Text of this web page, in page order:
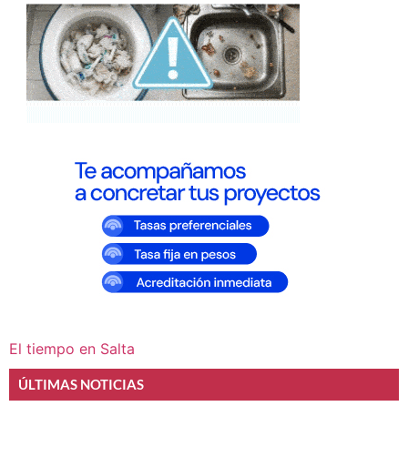
El tiempo en Salta
ÚLTIMAS NOTICIAS